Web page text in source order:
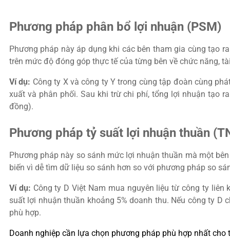
Phương pháp phân bổ lợi nhuận (PSM)
Phương pháp này áp dụng khi các bên tham gia cùng tạo
trên mức độ đóng góp thực tế của từng bên về chức năng,
Ví dụ: Công ty X và công ty Y trong cùng tập đoàn cùng
xuất và phân phối. Sau khi trừ chi phí, tổng lợi nhuận tạo
đồng).
Phương pháp tỷ suất lợi nhuận thuần
Phương pháp này so sánh mức lợi nhuận thuần mà một
biến vì dễ tìm dữ liệu so sánh hơn so với phương pháp so
Ví dụ: Công ty D Việt Nam mua nguyên liệu từ công ty
suất lợi nhuận thuần khoảng 5% doanh thu. Nếu công ty
phù hợp.
Doanh nghiệp cần lựa chọn phương pháp phù hợp nhất